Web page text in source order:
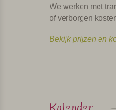
We werken met
of verborgen
Bekijk prijzen en